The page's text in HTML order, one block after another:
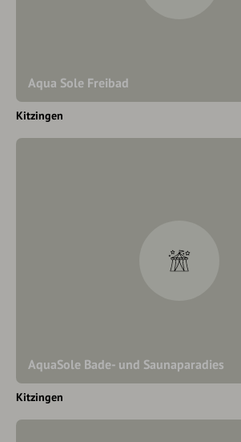
Aqua Sole Freibad
Kitzingen
AquaSole Bade- und Saunaparadies
Kitzingen